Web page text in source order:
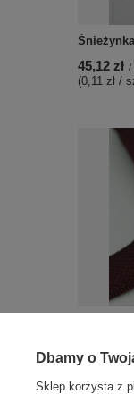
45,12 zł /
(0,11 zł /
Dbamy o
Sklep korzysta z